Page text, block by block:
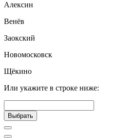
Алексин
Венёв
Заокский
Новомосковск
Щёкино
Или укажите в строке ниже:
Выбрать